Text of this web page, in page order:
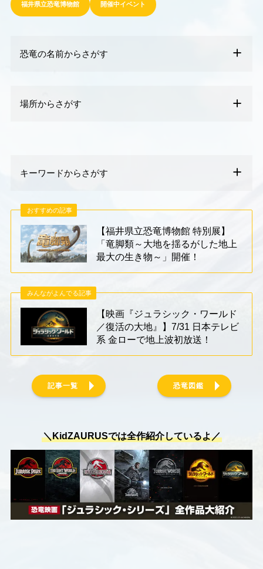
福井県立恐竜博物館 開催中イベント
恐竜の名前からさがす
場所からさがす
キーワードからさがす
おすすめの記事
【福井県立恐竜博物館 特別展】
「竜脚類～大地を揺るがした地上
最大の生き物～」開催！
みんながよんでる記事
【映画『ジュラシック・ワールド
／復活の大地』】7/31 日本テレビ
系 金ローで地上波初放送！
記事一覧 恐竜図鑑
＼KidZAURUSでは全作紹介しているよ／